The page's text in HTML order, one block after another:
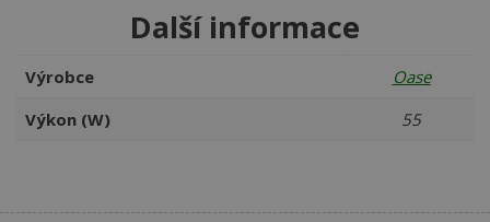
Další informace
Výrobce
Oase
Výkon (W)
55